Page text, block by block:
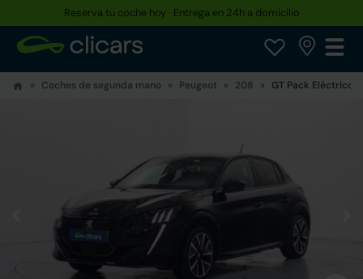
Reserva tu coche hoy · Entrega en 24h a domicilio
Coches de segunda mano Peugeot 208 GT Pack Eléctrico